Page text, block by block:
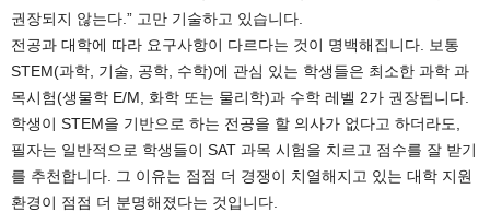
권장되지 않는다.” 고만 기술하고 있습니다.
전공과 대학에 따라 요구사항이 다르다는 것이 명백해집니다. 보통
STEM(과학, 기술, 공학, 수학)에 관심 있는 학생들은 최소한 과학 과
목시험(생물학 E/M, 화학 또는 물리학)과 수학 레벨 2가 권장됩니다.
학생이 STEM을 기반으로 하는 전공을 할 의사가 없다고 하더라도,
필자는 일반적으로 학생들이 SAT 과목 시험을 치르고 점수를 잘 받기
를 추천합니다. 그 이유는 점점 더 경쟁이 치열해지고 있는 대학 지원
환경이 점점 더 분명해졌다는 것입니다.